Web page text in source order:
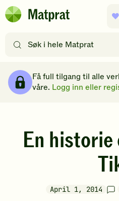
Hopp til hovedinnhold
Matprat
etter
filtre
Få full tilgang til alle
våre. Logg inn eller
En historie
April 1, 2014